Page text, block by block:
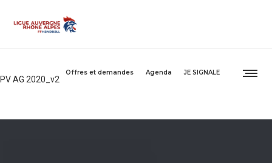
Offres et demandes Agenda JE SIGNALE
PV AG 2020_v2